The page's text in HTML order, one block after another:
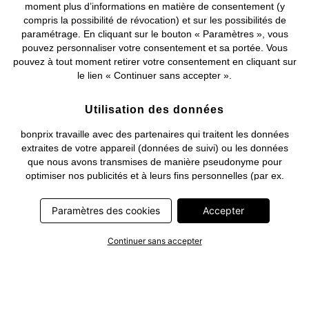
Deutsch Français
moment plus d’informations en matière de consentement (y
compris la possibilité de révocation) et sur les possibilités de
paramétrage. En cliquant sur le bouton « Paramètres », vous
pouvez personnaliser votre consentement et sa portée. Vous
pouvez à tout moment retirer votre consentement en cliquant sur
le lien « Continuer sans accepter ».
Utilisation des données
bonprix travaille avec des partenaires qui traitent les données
extraites de votre appareil (données de suivi) ou les données
que nous avons transmises de manière pseudonyme pour
optimiser nos publicités et à leurs fins personnelles (par ex.
cadre, non seulement la collecte des données de suivi ou la
transmission de vos données pseudonymisées mais également
nécessitent un consentement. Les données de suivi seront alors
Paramètres des cookies Accepter
Continuer sans accepter